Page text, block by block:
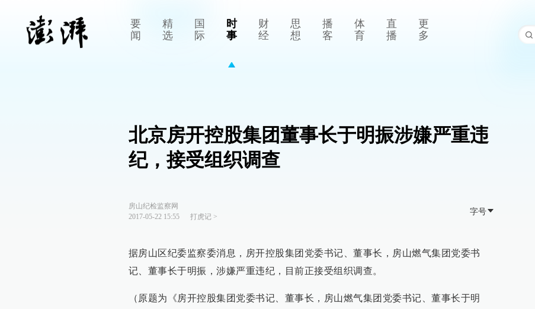
要
闻
精
选
国
际
时
事
财
经
思
想
播
客
体
育
直
播
更
多
北京房开控股集团董事长于明振涉嫌严重违
纪，接受组织调查
房山纪检监察网
2017-05-22 15:55
打虎记>
字号
据房山区纪委监察委消息，房开控股集团党委书记、董事长，房山燃气集团党委书
记、董事长于明振，涉嫌严重违纪，目前正接受组织调查。
（原题为《房开控股集团党委书记、董事长，房山燃气集团党委书记、董事长于明